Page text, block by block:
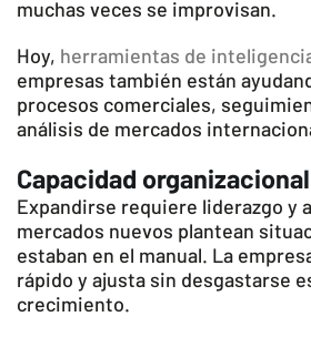
muchas veces se improvisan.
Hoy, herramientas de
empresas también están
procesos comerciales,
análisis de mercados
Capacidad organizacional
Expandirse requiere liderazgo y
mercados nuevos plantean
estaban en el manual. La
rápido y ajusta sin desgastarse
crecimiento.